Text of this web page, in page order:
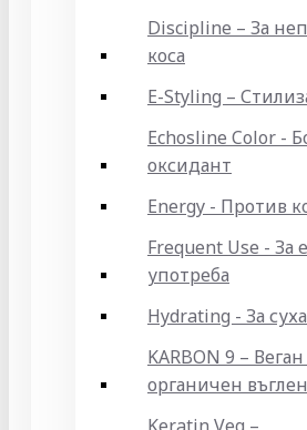
Discipline – За
коса
E-Styling –
Echosline Color -
оксидант
Energy - Против
Frequent Use - За
употреба
Hydrating - За
KARBON 9 –
органичен въглен